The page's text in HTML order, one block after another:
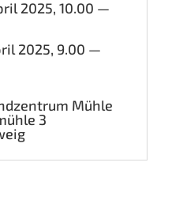
2025, 10.00 —
2025, 9.00 —
Mühle
3